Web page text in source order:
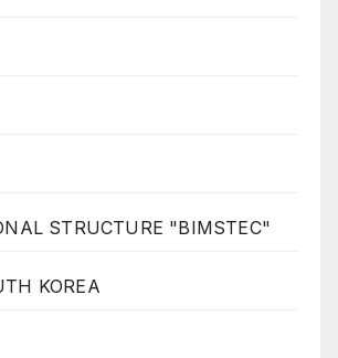
STRUCTURE "BIMSTEC"
KOREA